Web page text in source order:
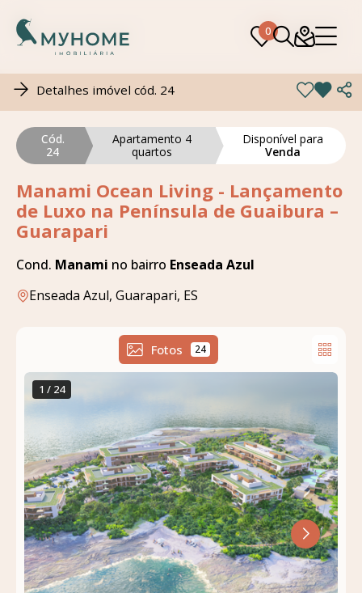
0
0
Detalhes imóvel cód. 24
Cód.
24
Apartamento 4
quartos
Disponível para
Venda
Manami Ocean Living - Lançamento
de Luxo na Península de Guaibura –
Guarapari
Cond. Manami no bairro Enseada Azul
Enseada Azul, Guarapari, ES
Fotos 24
1 / 24